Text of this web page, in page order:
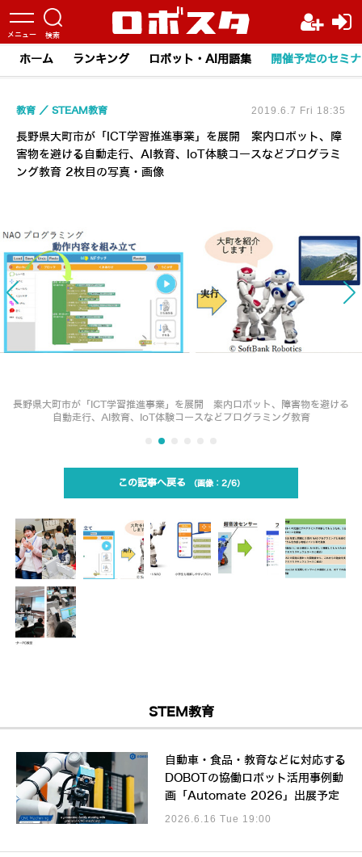
ホーム ランキング ロボット・AI用語集 開催予定のセミ
長野県大町市が「ICT学習推進事業」を展開 案内ロボット、障
害物を避ける自動走行、AI教育、IoT体験コースなどプログラミ
ング教育 2枚目の写真・画像
教育 STEAM教育 2019.6.7 Fri 18:35
長野県大町市が「ICT学習推進事業」を展開 案内ロボット、障害物を避ける
自動走行、AI教育、IoT体験コースなどプログラミング教育
この記事へ戻る 2/6
STEM教育
自動車・食品・教育などに対応する
DOBOTの協働ロボット活用事例動
画「Automate 2026」出展予定
2026.6.16 Tue 19:00